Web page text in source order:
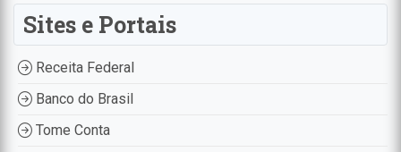
Sites e Portais
Receita Federal
Banco do Brasil
Tome Conta